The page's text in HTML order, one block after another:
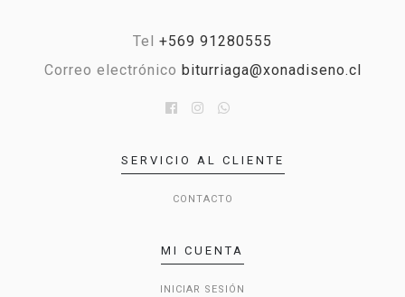
Tel +569 91280555
Correo electrónico biturriaga@xonadiseno.cl
SERVICIO AL CLIENTE
CONTACTO
MI CUENTA
INICIAR SESIÓN